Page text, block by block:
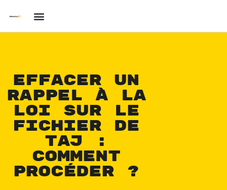
Effacer un
rappel à la
loi sur le
fichier de
TAJ :
comment
procéder ?